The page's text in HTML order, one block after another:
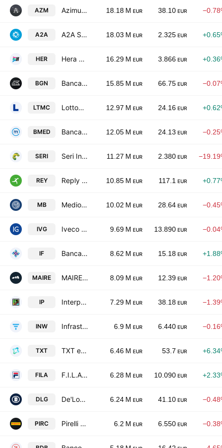
AZM Azimut Holding Spa 18.18 M EUR 38.10 EUR
A2A A2A S.p.A. 18.03 M EUR 2.325 EUR
HER Hera S.p.A. 16.29 M EUR 3.866 EUR
BGN Banca Generali S.p.A. 15.85 M EUR 66.75 EUR
LTMC Lottomatica Group S.P.A. 12.97 M EUR 24.16 EUR
BMED Banca Mediolanum SpA 12.05 M EUR 24.13 EUR
SERI Seri Industrial S.p.A. 11.27 M EUR 2.380 EUR
REY Reply S.p.A. 10.85 M EUR 117.1 EUR
MB Mediobanca - Banca di Credito Finanziario S.p.A. 10.02 M EUR 28.64 EUR
IVG Iveco Group NV 9.69 M EUR 13.890 EUR
IF Banca IFIS S.p.A. 8.62 M EUR 15.18 EUR
MAIRE MAIRE S.p.A. 8.09 M EUR 12.39 EUR
IP Interpump Group S.p.A. 7.29 M EUR 38.18 EUR
INW Infrastrutture Wireless Italiane S.p.A. 6.9 M EUR 6.440 EUR
TXT TXT e-solutions S.p.A. 6.46 M EUR 53.7 EUR
FILA F.I.L.A. - Fabbrica Italiana Lapis ed Affini S.p.A. 6.28 M EUR 10.090 EUR
DLG De'Longhi S.p.A. 6.24 M EUR 41.10 EUR
PIRC Pirelli & C. S.p.A. 6.2 M EUR 6.550 EUR